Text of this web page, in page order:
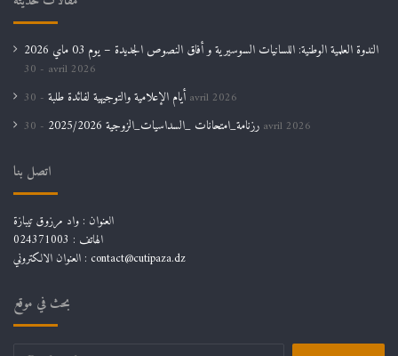
الندوة العلمية الوطنية: اللسانيات السوسيرية و أفاق النصوص الجديدة – يوم 03 ماي 2026
30 avril 2026
أيام الإعلامية والتوجيهية لفائدة طلبة30 avril 2026
رزنامة_امتحانات _السداسيات_الزوجية 2025/2026 30 avril 2026
اتصل بنا
العنوان : واد مرزوق تيبازة
الهاتف : 024371003
العنوان الالكتروني : contact@cutipaza.dz
بحث في موقع